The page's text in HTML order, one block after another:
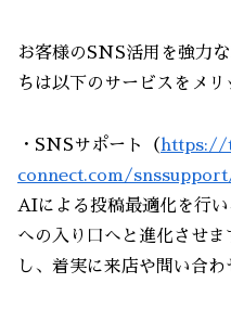
お客様のSNS活用を強力
ちは以下のサービスをメリ
・SNSサポート（ https://
connect.com/
AIによる投稿最適化を行
への入り口へと進化させ
し、着実に来店や問い合